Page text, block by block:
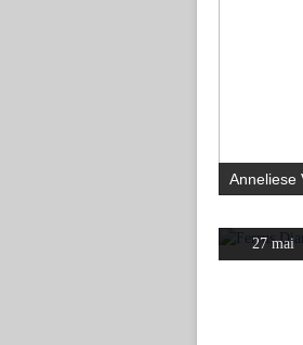
Anneliese
27 mai